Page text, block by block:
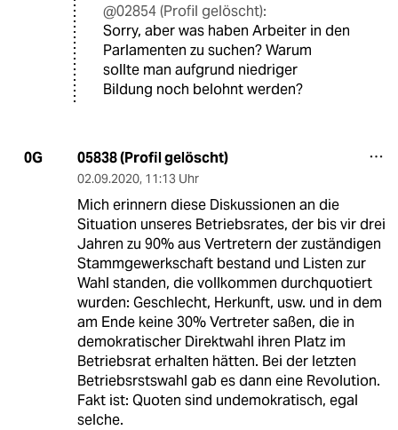
@02854 (Profil gelöscht):
Sorry, aber was haben Arbeiter in den
Parlamenten zu suchen? Warum
sollte man aufgrund niedriger
Bildung noch belohnt werden?
0G 05838 (Profil gelöscht)
02.09.2020, 11:13 Uhr
Mich erinnern diese Diskussionen an die
Situation unseres Betriebsrates, der bis vir drei
Jahren zu 90% aus Vertretern der zuständigen
Stammgewerkschaft bestand und Listen zur
Wahl standen, die vollkommen durchquotiert
wurden: Geschlecht, Herkunft, usw. und in dem
am Ende keine 30% Vertreter saßen, die in
demokratischer Direktwahl ihren Platz im
Betriebsrat erhalten hätten. Bei der letzten
Betriebsrstswahl gab es dann eine Revolution.
Fakt ist: Quoten sind undemokratisch, egal
selche.